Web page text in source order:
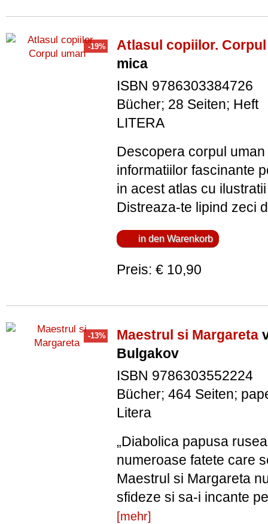
Atlasul copiilor.
mica
ISBN 9786303384726
Bücher; 28 Seiten; Heft
LITERA
Descopera corpul
informatiilor fascinante
in acest atlas cu
Distreaza-te lipind zeci
Preis: € 10,90
Maestrul si Margareta
Bulgakov
ISBN 9786303552224
Bücher; 464 Seiten;
Litera
„Diabolica papusa
numeroase fatete care
Maestrul si Margareta
sfideze si sa-i incante
[mehr]